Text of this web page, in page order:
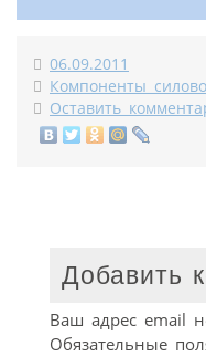
06.09.2011
Компоненты
Оставить
Добавить
Ваш адрес email
Обязательные